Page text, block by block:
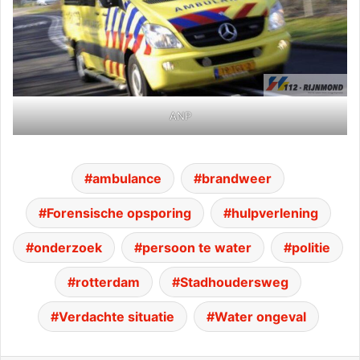
ANP
ambulance brandweer
Forensische opsporing hulpverlening
onderzoek persoon te water politie
rotterdam Stadhoudersweg
Verdachte situatie Water ongeval